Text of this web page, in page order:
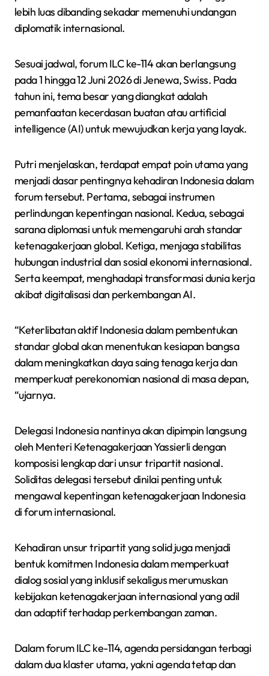
lebih luas dibanding sekadar memenuhi undangan
diplomatik internasional.
Sesuai jadwal, forum ILC ke-114 akan berlangsung
pada 1 hingga 12 Juni 2026 di Jenewa, Swiss. Pada
tahun ini, tema besar yang diangkat adalah
pemanfaatan kecerdasan buatan atau artificial
intelligence (AI) untuk mewujudkan kerja yang layak.
Putri menjelaskan, terdapat empat poin utama yang
menjadi dasar pentingnya kehadiran Indonesia dalam
forum tersebut. Pertama, sebagai instrumen
perlindungan kepentingan nasional. Kedua, sebagai
sarana diplomasi untuk memengaruhi arah standar
ketenagakerjaan global. Ketiga, menjaga stabilitas
hubungan industrial dan sosial ekonomi internasional.
Serta keempat, menghadapi transformasi dunia kerja
akibat digitalisasi dan perkembangan AI.
“Keterlibatan aktif Indonesia dalam pembentukan
standar global akan menentukan kesiapan bangsa
dalam meningkatkan daya saing tenaga kerja dan
memperkuat perekonomian nasional di masa depan,
“ujarnya.
Delegasi Indonesia nantinya akan dipimpin langsung
oleh Menteri Ketenagakerjaan Yassierli dengan
komposisi lengkap dari unsur tripartit nasional.
Soliditas delegasi tersebut dinilai penting untuk
mengawal kepentingan ketenagakerjaan Indonesia
di forum internasional.
Kehadiran unsur tripartit yang solid juga menjadi
bentuk komitmen Indonesia dalam memperkuat
dialog sosial yang inklusif sekaligus merumuskan
kebijakan ketenagakerjaan internasional yang adil
dan adaptif terhadap perkembangan zaman.
Dalam forum ILC ke-114, agenda persidangan terbagi
dalam dua klaster utama, yakni agenda tetap dan